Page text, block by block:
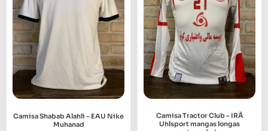
Camisa Shabab Alahli – EAU Nike
Muhanad
Camisa Tractor Club – IRÃ
Uhlsport mangas longas